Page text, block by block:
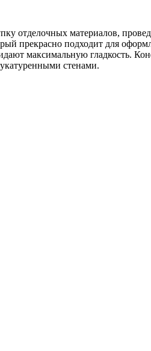
отделочных материалов,
прекрасно подходит для
максимальную гладкость.
стенами.